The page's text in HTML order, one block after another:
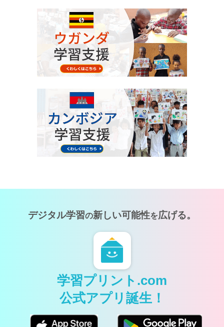
デジタル学習の新しい可能性を広げる。
学習プリント.com
公式アプリ誕生！